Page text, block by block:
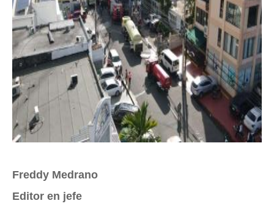
Freddy Medrano
Editor en jefe